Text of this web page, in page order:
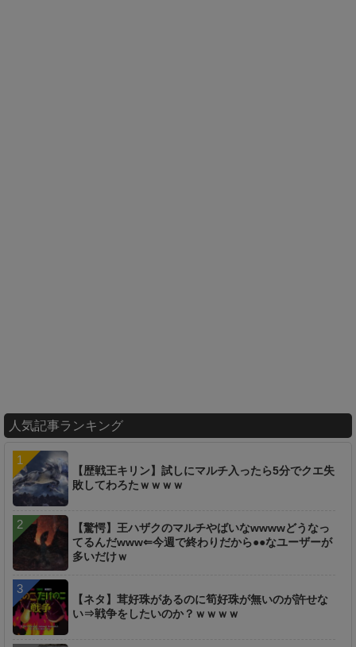
人気記事ランキング
【歴戦王キリン】試しにマルチ入ったら5分でクエ失
敗してわろたｗｗｗｗ
【驚愕】王ハザクのマルチやばいなwwwwどうなっ
てるんだwww⇐今週で終わりだから●●なユーザーが
多いだけｗ
【ネタ】茸好珠があるのに筍好珠が無いのが許せな
い⇒戦争をしたいのか？ｗｗｗｗ